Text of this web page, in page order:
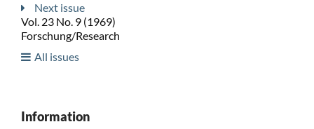
Next issue
Vol. 23 No. 9 (1969)
Forschung/Research
All issues
Information